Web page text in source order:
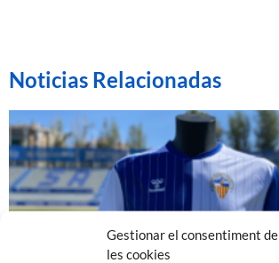
Gestionar el consentiment de
les cookies
Noticias Relacionadas